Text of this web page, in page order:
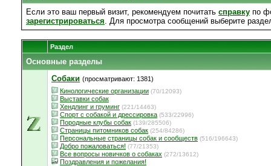
Если это ваш первый визит, рекомендуем почитать справку по
зарегистрироваться. Для просмотра сообщений выберите
Раздел
Основные разделы
Собаки (просматривают: 1381)
Кинологические организации (70/12093)
Выставки собак
Хендлинг и груминг (221/14463)
Спорт с собакой и дрессировка (533/22996)
Породные клубы собак (139/285506)
Страницы питомников собак (254/84286)
Персональные страницы собак и сообществ (516/196643)
Добро пожаловаться! (77/21353)
Все вопросы новичков о собаках (272/13612)
Поздравления и пожелания!